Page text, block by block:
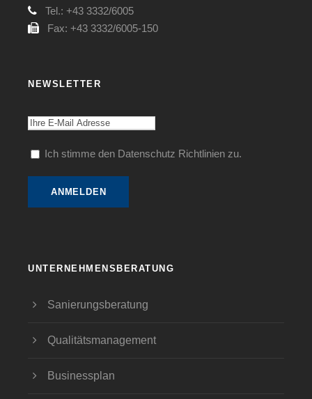
Tel.: +43 3332/6005
Fax: +43 3332/6005-150
NEWSLETTER
Ich stimme den Datenschutz Richtlinien zu.
UNTERNEHMENSBERATUNG
Sanierungsberatung
Qualitätsmanagement
Businessplan